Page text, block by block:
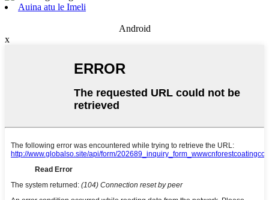
Auina atu le Imeli
Android
x